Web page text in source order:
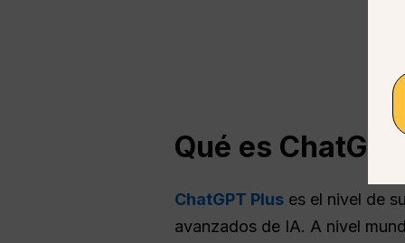
Qué es ChatGPT
ChatGPT Plus es el nivel de
avanzados de IA. A nivel